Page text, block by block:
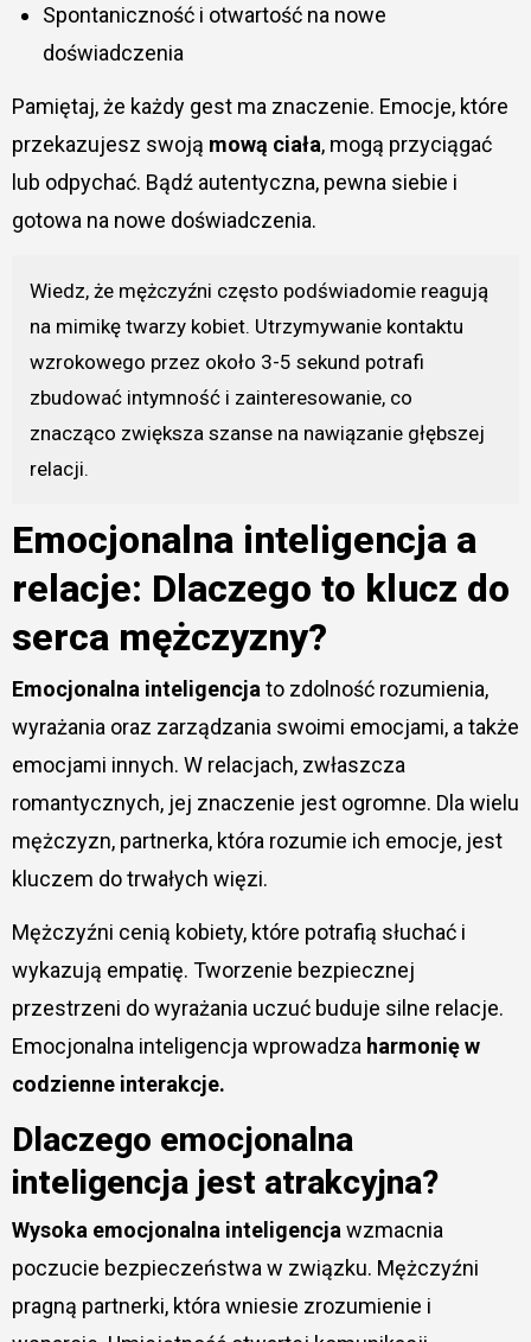
Spontaniczność i otwartość na nowe
doświadczenia
Pamiętaj, że każdy gest ma znaczenie. Emocje, które
przekazujesz swoją mową ciała, mogą przyciągać
lub odpychać. Bądź autentyczna, pewna siebie i
gotowa na nowe doświadczenia.
Wiedz, że mężczyźni często podświadomie reagują
na mimikę twarzy kobiet. Utrzymywanie kontaktu
wzrokowego przez około 3-5 sekund potrafi
zbudować intymność i zainteresowanie, co
znacząco zwiększa szanse na nawiązanie głębszej
relacji.
Emocjonalna inteligencja a
relacje: Dlaczego to klucz do
serca mężczyzny?
Emocjonalna inteligencja to zdolność rozumienia,
wyrażania oraz zarządzania swoimi emocjami, a także
emocjami innych. W relacjach, zwłaszcza
romantycznych, jej znaczenie jest ogromne. Dla wielu
mężczyzn, partnerka, która rozumie ich emocje, jest
kluczem do trwałych więzi.
Mężczyźni cenią kobiety, które potrafią słuchać i
wykazują empatię. Tworzenie bezpiecznej
przestrzeni do wyrażania uczuć buduje silne relacje.
Emocjonalna inteligencja wprowadza harmonię w
codzienne interakcje.
Dlaczego emocjonalna
inteligencja jest atrakcyjna?
Wysoka emocjonalna inteligencjawzmacnia
poczucie bezpieczeństwa w związku. Mężczyźni
pragną partnerki, która wniesie zrozumienie i